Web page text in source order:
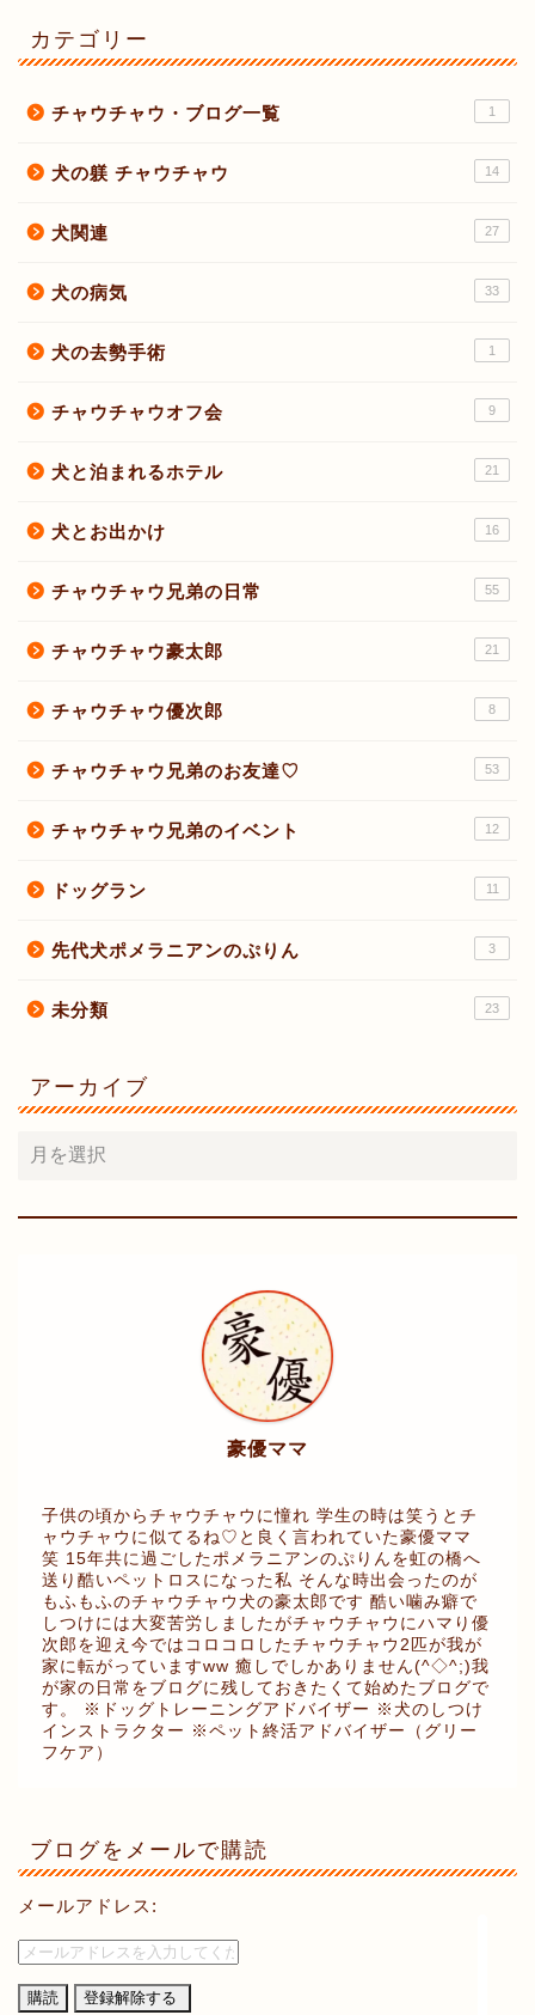
カテゴリー
チャウチャウ・ブログ一覧 1
犬の躾 チャウチャウ 14
犬関連 27
犬の病気 33
犬の去勢手術 1
チャウチャウオフ会 9
犬と泊まれるホテル 21
犬とお出かけ 16
チャウチャウ兄弟の日常 55
チャウチャウ豪太郎 21
チャウチャウ優次郎 8
チャウチャウ兄弟のお友達♡ 53
チャウチャウ兄弟のイベント 12
ドッグラン 11
先代犬ポメラニアンのぷりん 3
未分類 23
アーカイブ
豪優ママ
子供の頃からチャウチャウに憧れ 学生の時は笑うとチ
ャウチャウに似てるね♡と良く言われていた豪優ママ
笑 15年共に過ごしたポメラニアンのぷりんを虹の橋へ
送り酷いペットロスになった私 そんな時出会ったのが
もふもふのチャウチャウ犬の豪太郎です 酷い噛み癖で
しつけには大変苦労しましたがチャウチャウにハマり優
次郎を迎え今ではコロコロしたチャウチャウ2匹が我が
家に転がっていますww 癒しでしかありません(^◇^;)我
が家の日常をブログに残しておきたくて始めたブログで
す。 ※ドッグトレーニングアドバイザー ※犬のしつけ
インストラクター ※ペット終活アドバイザー（グリー
フケア）
ブログをメールで購読
メールアドレス:
お問い合わせ